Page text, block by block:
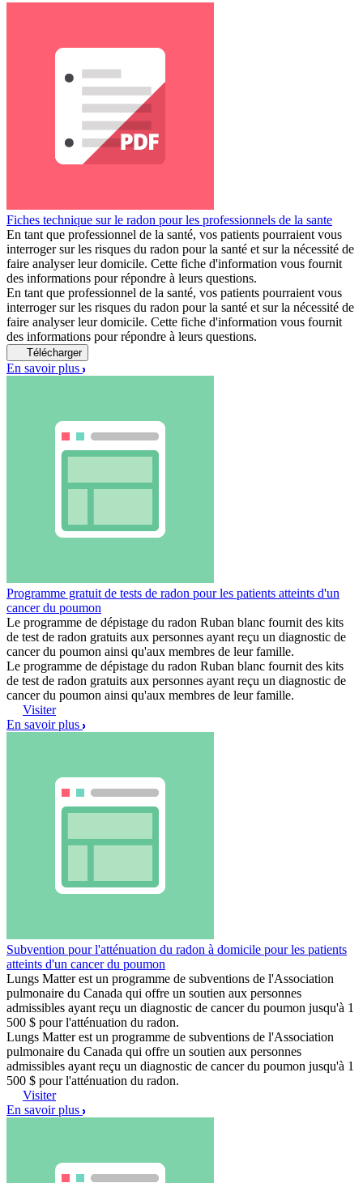
Fiches technique sur le radon pour les professionnels de la sante
En tant que professionnel de la santé, vos patients pourraient vous
interroger sur les risques du radon pour la santé et sur la nécessité de
faire analyser leur domicile. Cette fiche d'information vous fournit
des informations pour répondre à leurs questions.
En tant que professionnel de la santé, vos patients pourraient vous
interroger sur les risques du radon pour la santé et sur la nécessité de
faire analyser leur domicile. Cette fiche d'information vous fournit
des informations pour répondre à leurs questions.
Télécharger
En savoir plus
Programme gratuit de tests de radon pour les patients atteints d'un
cancer du poumon
Le programme de dépistage du radon Ruban blanc fournit des kits
de test de radon gratuits aux personnes ayant reçu un diagnostic de
cancer du poumon ainsi qu'aux membres de leur famille.
Le programme de dépistage du radon Ruban blanc fournit des kits
de test de radon gratuits aux personnes ayant reçu un diagnostic de
cancer du poumon ainsi qu'aux membres de leur famille.
Visiter
En savoir plus
Subvention pour l'atténuation du radon à domicile pour les patients
atteints d'un cancer du poumon
Lungs Matter est un programme de subventions de l'Association
pulmonaire du Canada qui offre un soutien aux personnes
admissibles ayant reçu un diagnostic de cancer du poumon jusqu'à 1
500 $ pour l'atténuation du radon.
Lungs Matter est un programme de subventions de l'Association
pulmonaire du Canada qui offre un soutien aux personnes
admissibles ayant reçu un diagnostic de cancer du poumon jusqu'à 1
500 $ pour l'atténuation du radon.
Visiter
En savoir plus